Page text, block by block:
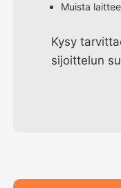
Muista
Kysy
sijoittelun